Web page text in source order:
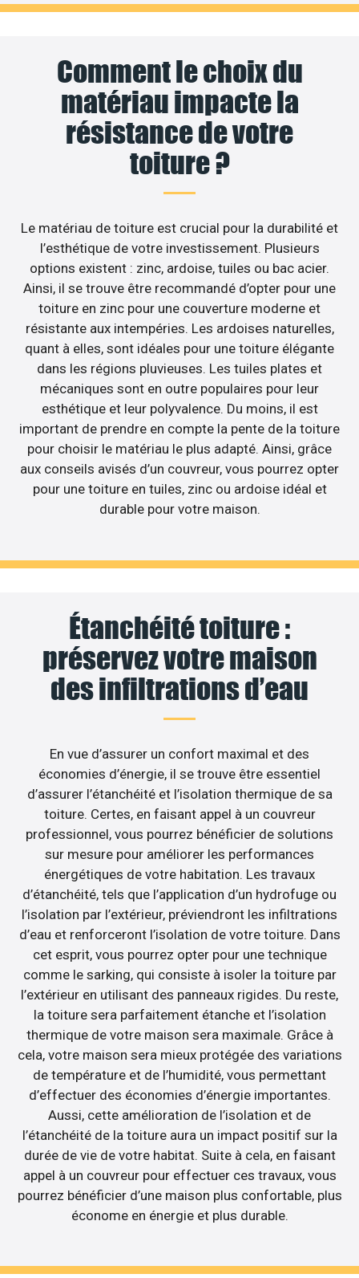
Comment le choix du
matériau impacte la
résistance de votre
toiture ?
Le matériau de toiture est crucial pour la durabilité et
l’esthétique de votre investissement. Plusieurs
options existent : zinc, ardoise, tuiles ou bac acier.
Ainsi, il se trouve être recommandé d’opter pour une
toiture en zinc pour une couverture moderne et
résistante aux intempéries. Les ardoises naturelles,
quant à elles, sont idéales pour une toiture élégante
dans les régions pluvieuses. Les tuiles plates et
mécaniques sont en outre populaires pour leur
esthétique et leur polyvalence. Du moins, il est
important de prendre en compte la pente de la toiture
pour choisir le matériau le plus adapté. Ainsi, grâce
aux conseils avisés d’un couvreur, vous pourrez opter
pour une toiture en tuiles, zinc ou ardoise idéal et
durable pour votre maison.
Étanchéité toiture :
préservez votre maison
des infiltrations d’eau
En vue d’assurer un confort maximal et des
économies d’énergie, il se trouve être essentiel
d’assurer l’étanchéité et l’isolation thermique de sa
toiture. Certes, en faisant appel à un couvreur
professionnel, vous pourrez bénéficier de solutions
sur mesure pour améliorer les performances
énergétiques de votre habitation. Les travaux
d’étanchéité, tels que l’application d’un hydrofuge ou
l’isolation par l’extérieur, préviendront les infiltrations
d’eau et renforceront l’isolation de votre toiture. Dans
cet esprit, vous pourrez opter pour une technique
comme le sarking, qui consiste à isoler la toiture par
l’extérieur en utilisant des panneaux rigides. Du reste,
la toiture sera parfaitement étanche et l’isolation
thermique de votre maison sera maximale. Grâce à
cela, votre maison sera mieux protégée des variations
de température et de l’humidité, vous permettant
d’effectuer des économies d’énergie importantes.
Aussi, cette amélioration de l’isolation et de
l’étanchéité de la toiture aura un impact positif sur la
durée de vie de votre habitat. Suite à cela, en faisant
appel à un couvreur pour effectuer ces travaux, vous
pourrez bénéficier d’une maison plus confortable, plus
économe en énergie et plus durable.